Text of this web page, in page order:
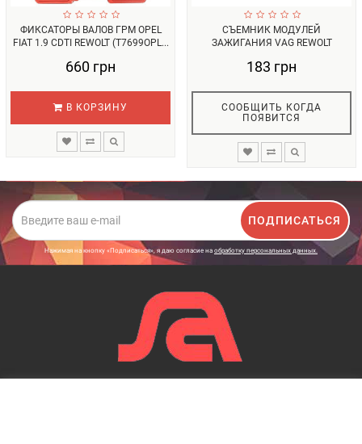
ФИКСАТОРЫ ВАЛОВ ГРМ OPEL
FIAT 1.9 CDTI REWOLT (T7699OPL...
660 грн
В КОРЗИНУ
СЪЕМНИК МОДУЛЕЙ
ЗАЖИГАНИЯ VAG REWOLT
183 грн
СООБЩИТЬ КОГДА
ПОЯВИТСЯ
ПОДПИСАТЬСЯ
Нажимая на кнопку «Подписаться», я даю cогласие на обработку персональных данных.